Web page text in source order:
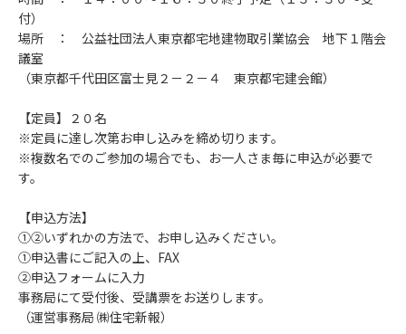
付）
場所 ： 公益社団法人東京都宅地建物取引業協会 地下１階会
議室
（東京都千代田区富士見２－２－４ 東京都宅建会館）
【定員】２０名
※定員に達し次第お申し込みを締め切ります。
※複数名でのご参加の場合でも、お一人さま毎に申込が必要で
す。
【申込方法】
①②いずれかの方法で、お申し込みください。
①申込書にご記入の上、FAX
②申込フォームに入力
事務局にて受付後、受講票をお送りします。
（運営事務局 ㈱住宅新報）